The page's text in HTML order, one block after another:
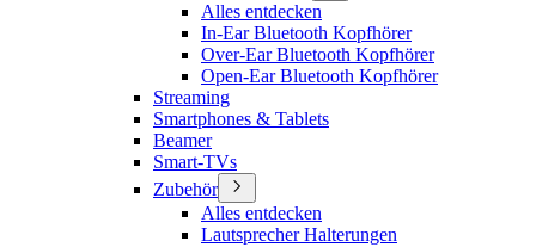
Alles entdecken
In-Ear Bluetooth Kopfhörer
Over-Ear Bluetooth Kopfhörer
Open-Ear Bluetooth Kopfhörer
Streaming
Smartphones & Tablets
Beamer
Smart-TVs
Zubehör
Alles entdecken
Lautsprecher Halterungen